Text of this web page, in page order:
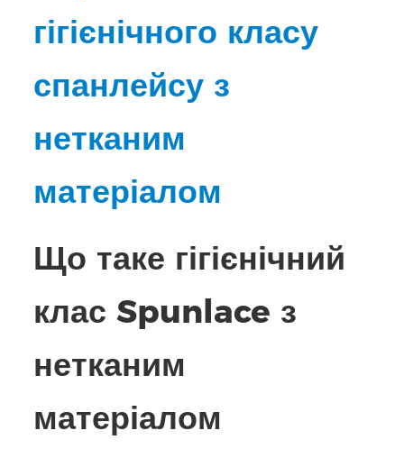
гігієнічного класу
спанлейсу з
нетканим
матеріалом
Що таке гігієнічний
клас Spunlace з
нетканим
матеріалом